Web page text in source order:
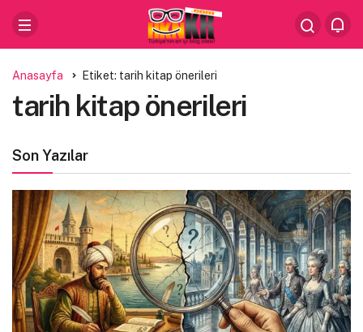
Anasayfa Etiket: tarih kitap önerileri
tarih kitap önerileri
Son Yazılar